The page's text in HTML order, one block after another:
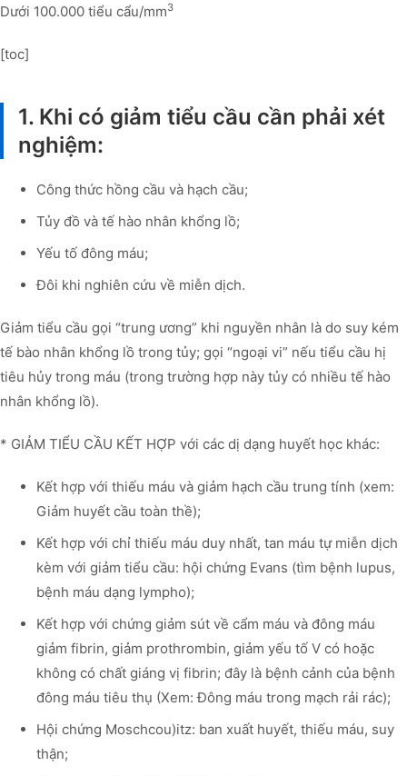
Dưới 100.000 tiểu cẩu/mm3
[toc]
1. Khi có giảm tiểu cầu cần phải xét
nghiệm:
Công thức hồng cầu và hạch cầu;
Tủy đồ và tế hào nhân khổng lồ;
Yếu tố đông máu;
Đôi khi nghiên cứu về miễn dịch.
Giảm tiểu cầu gọi “trung ương” khi nguyền nhân là do suy kém
tế bào nhân khổng lồ trong tủy; gọi “ngoại vi” nếu tiểu cầu hị
tiêu hủy trong máu (trong trường hợp này tủy có nhiều tế hào
nhân khổng lồ).
* GIẢM TIỂU CẦU KẾT HỢP với các dị dạng huyết học khác:
Kết hợp với thiếu máu và giảm hạch cầu trung tính (xem:
Giảm huyết cầu toàn thề);
Kết hợp với chỉ thiếu máu duy nhất, tan máu tự miễn dịch
kèm với giảm tiểu cầu: hội chứng Evans (tìm bệnh lupus,
bệnh máu dạng lympho);
Kết hợp với chứng giảm sút về cẩm máu và đông máu
giảm fibrin, giảm prothrombin, giảm yếu tố V có hoặc
không có chất giáng vị fibrin; đây là bệnh cảnh của bệnh
đông máu tiêu thụ (Xem: Đông máu trong mạch rải rác);
Hội chứng Moschcou)itz: ban xuất huyết, thiếu máu, suy
thận;